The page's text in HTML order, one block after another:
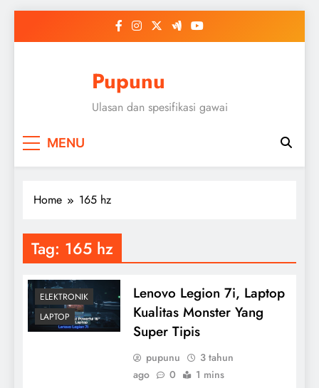
Pupunu
Ulasan dan spesifikasi gawai
MENU
Home 165 hz
Tag: 165 hz
ELEKTRONIK
LAPTOP
Lenovo Legion 7i, Laptop
Kualitas Monster Yang
Super Tipis
pupunu
3 tahun
ago
0 1 mins